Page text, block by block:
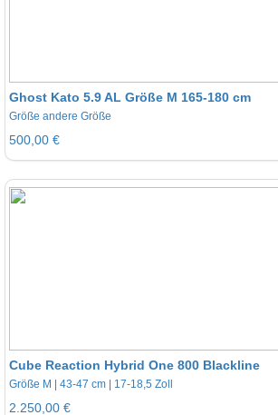
Ghost Kato 5.9 AL Größe M 165-180 cm
Größe andere Größe
500,00 €
Cube Reaction Hybrid One 800 Blackline
Größe M | 43-47 cm | 17-18,5 Zoll
2.250,00 €